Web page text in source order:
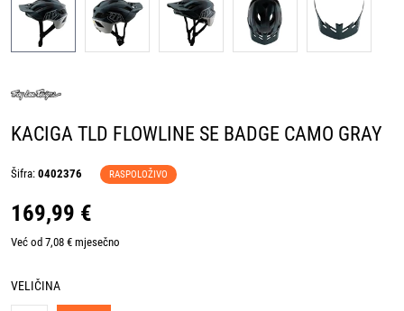
KACIGA TLD FLOWLINE SE BADGE CAMO GRAY
Šifra: 0402376 RASPOLOŽIVO
169,99 €
Već od 7,08 € mjesečno
VELIČINA